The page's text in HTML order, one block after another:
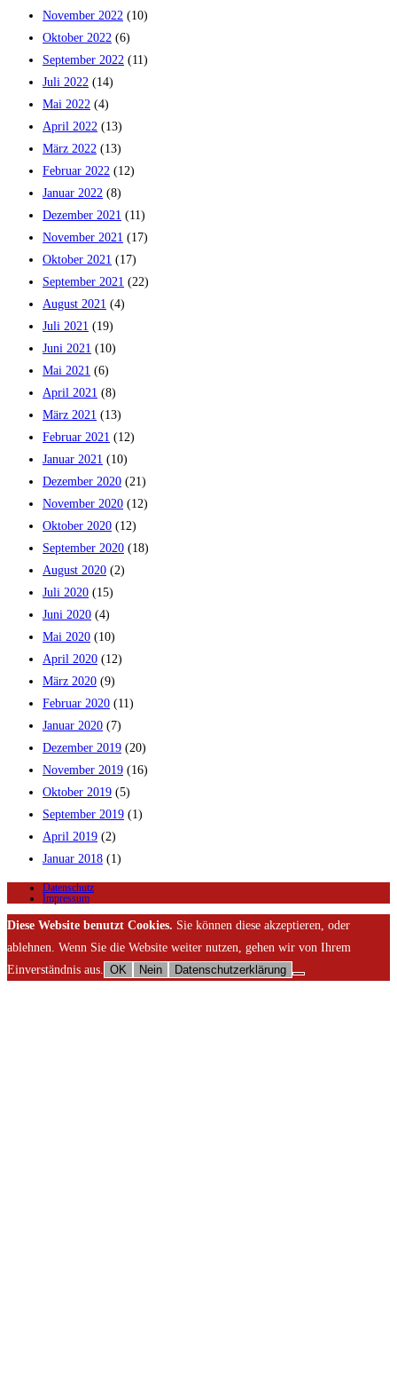
November 2022 (10)
Oktober 2022 (6)
September 2022 (11)
Juli 2022 (14)
Mai 2022 (4)
April 2022 (13)
März 2022 (13)
Februar 2022 (12)
Januar 2022 (8)
Dezember 2021 (11)
November 2021 (17)
Oktober 2021 (17)
September 2021 (22)
August 2021 (4)
Juli 2021 (19)
Juni 2021 (10)
Mai 2021 (6)
April 2021 (8)
März 2021 (13)
Februar 2021 (12)
Januar 2021 (10)
Dezember 2020 (21)
November 2020 (12)
Oktober 2020 (12)
September 2020 (18)
August 2020 (2)
Juli 2020 (15)
Juni 2020 (4)
Mai 2020 (10)
April 2020 (12)
März 2020 (9)
Februar 2020 (11)
Januar 2020 (7)
Dezember 2019 (20)
November 2019 (16)
Oktober 2019 (5)
September 2019 (1)
April 2019 (2)
Januar 2018 (1)
Datenschutz
Impressum
Diese Website benutzt Cookies. Sie können diese akzeptieren, oder
ablehnen. Wenn Sie die Website weiter nutzen, gehen wir von Ihrem
Einverständnis aus.
OK Nein Datenschutzerklärung